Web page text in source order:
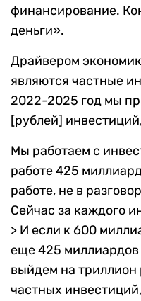
финансирование.
деньги».
Драйвером
являются частные
2022-2025 год мы
[рублей]
Мы работаем с
работе 425
работе, не в
Сейчас за каждого
> И если к 600
еще 425
выйдем на
частных